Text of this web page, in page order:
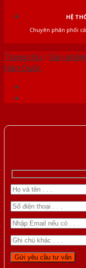
HỆ
Chuyên phân phối
Trang chủ /Sản phẩm
Hàn Quốc